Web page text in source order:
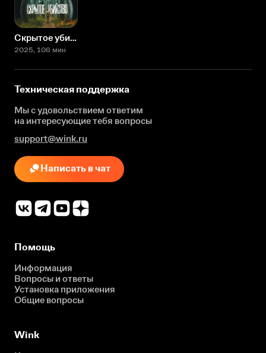
Скрытое убийство
2025, 106 мин
Техническая поддержка
Мы с удовольствием ответим
на интересующиетебя вопросы
support@wink.ru
Написать в чат
Помощь
Информация
Вопросы и ответы
Установка приложения
Общие вопросы
Wink